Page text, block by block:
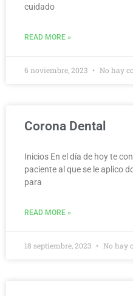
cuidado
READ MORE »
6 noviembre, 2023 No hay
Corona Dental
Inicios En el día de hoy te
paciente al que se le aplico
para
READ MORE »
18 septiembre, 2023 No hay